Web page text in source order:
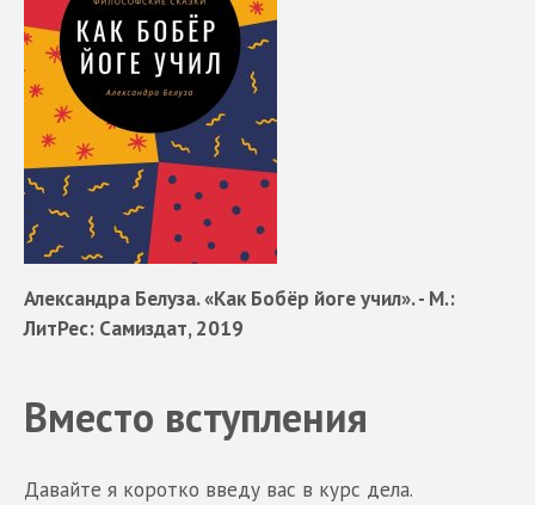
Александра Белуза. «Как Бобёр йоге учил». - М.:
ЛитРес: Самиздат, 2019
Вместо вступления
Давайте я коротко введу вас в курс дела.